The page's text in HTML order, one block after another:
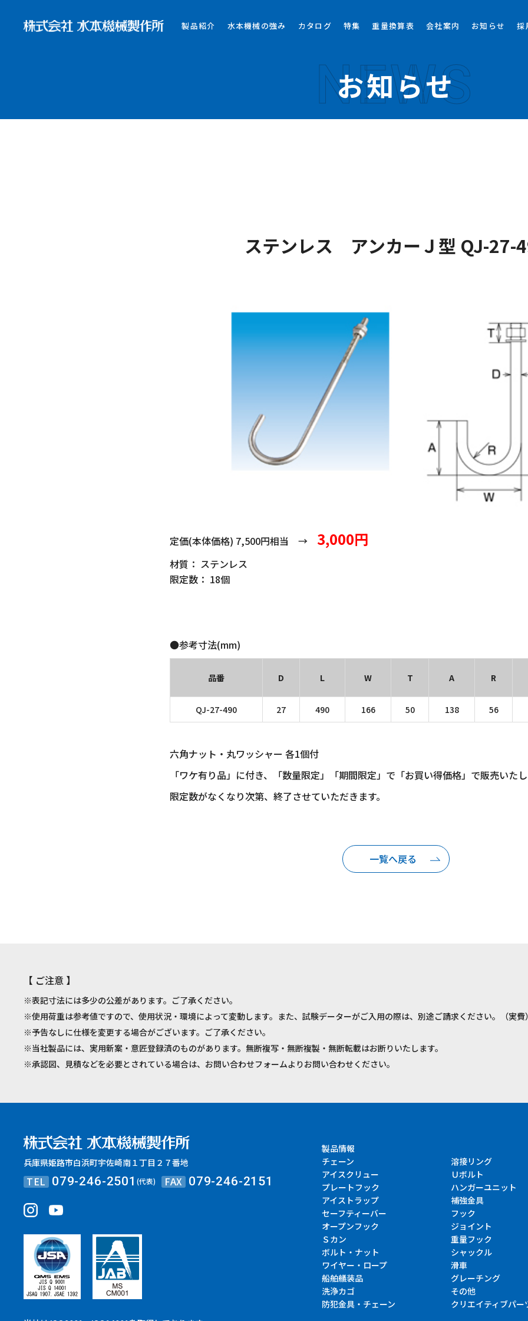
製品紹介 水本機械の強み カタログ 特集 重量換算表 会社案内 お知らせ 採
NEWS
お知らせ
ステンレス アンカーＪ型 QJ-27-
定価(本体価格) 7,500円相当 → 3,000円
材質： ステンレス
限定数： 18個
●参考寸法(mm)
品番 D L W T A R
QJ-27-490 27 490 166 50 138 56
六角ナット・丸ワッシャー 各1個付
「ワケ有り品」に付き、「数量限定」「期間限定」で「お買い得価格」で販売いた
限定数がなくなり次第、終了させていただきます。
一覧へ戻る
【 ご注意 】
※表記寸法には多少の公差があります。ご了承ください。
※使用荷重は参考値ですので、使用状況・環境によって変動します。また、試験データーがご入用の際は、別途ご請求ください。（実費
※予告なしに仕様を変更する場合がございます。ご了承ください。
※当社製品には、実用新案・意匠登録済のものがあります。無断複写・無断複製・無断転載はお断りいたします。
※承認図、見積などを必要とされている場合は、お問い合わせフォームよりお問い合わせください。
兵庫県姫路市白浜町宇佐崎南１丁目２７番地
TEL 079-246-2501(代表) FAX 079-246-2151
製品情報
チェーン
溶接リング
アイスクリュー
Ｕボルト
プレートフック
ハンガーユニット
アイストラップ
補強金具
セーフティーバー
フック
オープンフック
ジョイント
Ｓカン
重量フック
ボルト・ナット
シャックル
ワイヤー・ロープ
滑車
船舶艤装品
グレーチング
洗浄カゴ
その他
防犯金具・チェーン
クリエイティブパー